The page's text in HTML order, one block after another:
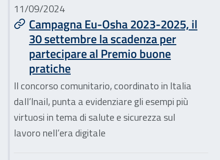
11/09/2024
Campagna Eu-Osha 2023-2025, il
30 settembre la scadenza per
partecipare al Premio buone
pratiche
Il concorso comunitario, coordinato in Italia
dall’Inail, punta a evidenziare gli esempi più
virtuosi in tema di salute e sicurezza sul
lavoro nell’era digitale